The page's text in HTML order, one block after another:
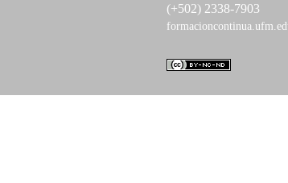
(+502) 2338-7903